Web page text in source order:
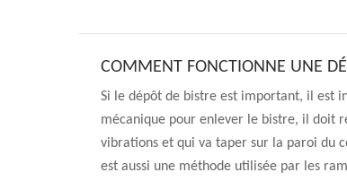
COMMENT FONCTIONNE UNE
Si le dépôt de bistre est important, il est
mécanique pour enlever le bistre, il doit
vibrations et qui va taper sur la paroi du
est aussi une méthode utilisée par les